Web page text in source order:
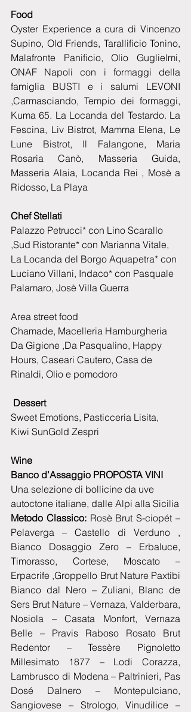
Food
Oyster Experience a cura di Vincenzo
Supino, Old Friends, Tarallificio Tonino,
Malafronte Panificio, Olio Guglielmi,
ONAF Napoli con i formaggi della
famiglia BUSTI e i salumi LEVONI
,Carmasciando, Tempio dei formaggi,
Kuma 65. La Locanda del Testardo. La
Fescina, Liv Bistrot, Mamma Elena, Le
Lune Bistrot, Il Falangone, Maria
Rosaria Canò, Masseria Guida,
Masseria Alaia, Locanda Rei , Mosè a
Ridosso, La Playa
Chef Stellati
Palazzo Petrucci* con Lino Scarallo
,Sud Ristorante* con Marianna Vitale,
La Locanda del Borgo Aquapetra* con
Luciano Villani, Indaco* con Pasquale
Palamaro, Josè Villa Guerra
Area street food
Chamade, Macelleria Hamburgheria
Da Gigione ,Da Pasqualino, Happy
Hours, Caseari Cautero, Casa de
Rinaldi, Olio e pomodoro
Dessert
Sweet Emotions, Pasticceria Lisita,
Kiwi SunGold Zespri
Wine
Banco d’Assaggio PROPOSTA VINI
Una selezione di bollicine da uve
autoctone italiane, dalle Alpi alla Sicilia
Metodo Classico: Rosè Brut S-ciopét –
Pelaverga – Castello di Verduno ,
Bianco Dosaggio Zero – Erbaluce,
Timorasso, Cortese, Moscato –
Erpacrife ,Groppello Brut Nature Paxtibi
Bianco dal Nero – Zuliani, Blanc de
Sers Brut Nature – Vernaza, Valderbara,
Nosiola – Casata Monfort, Vernaza
Belle – Pravis Raboso Rosato Brut
Redentor – Tessère Pignoletto
Millesimato 1877 – Lodi Corazza,
Lambrusco di Modena – Paltrinieri, Pas
Dosé Dalnero – Montepulciano,
Sangiovese – Strologo, Vinudilice –